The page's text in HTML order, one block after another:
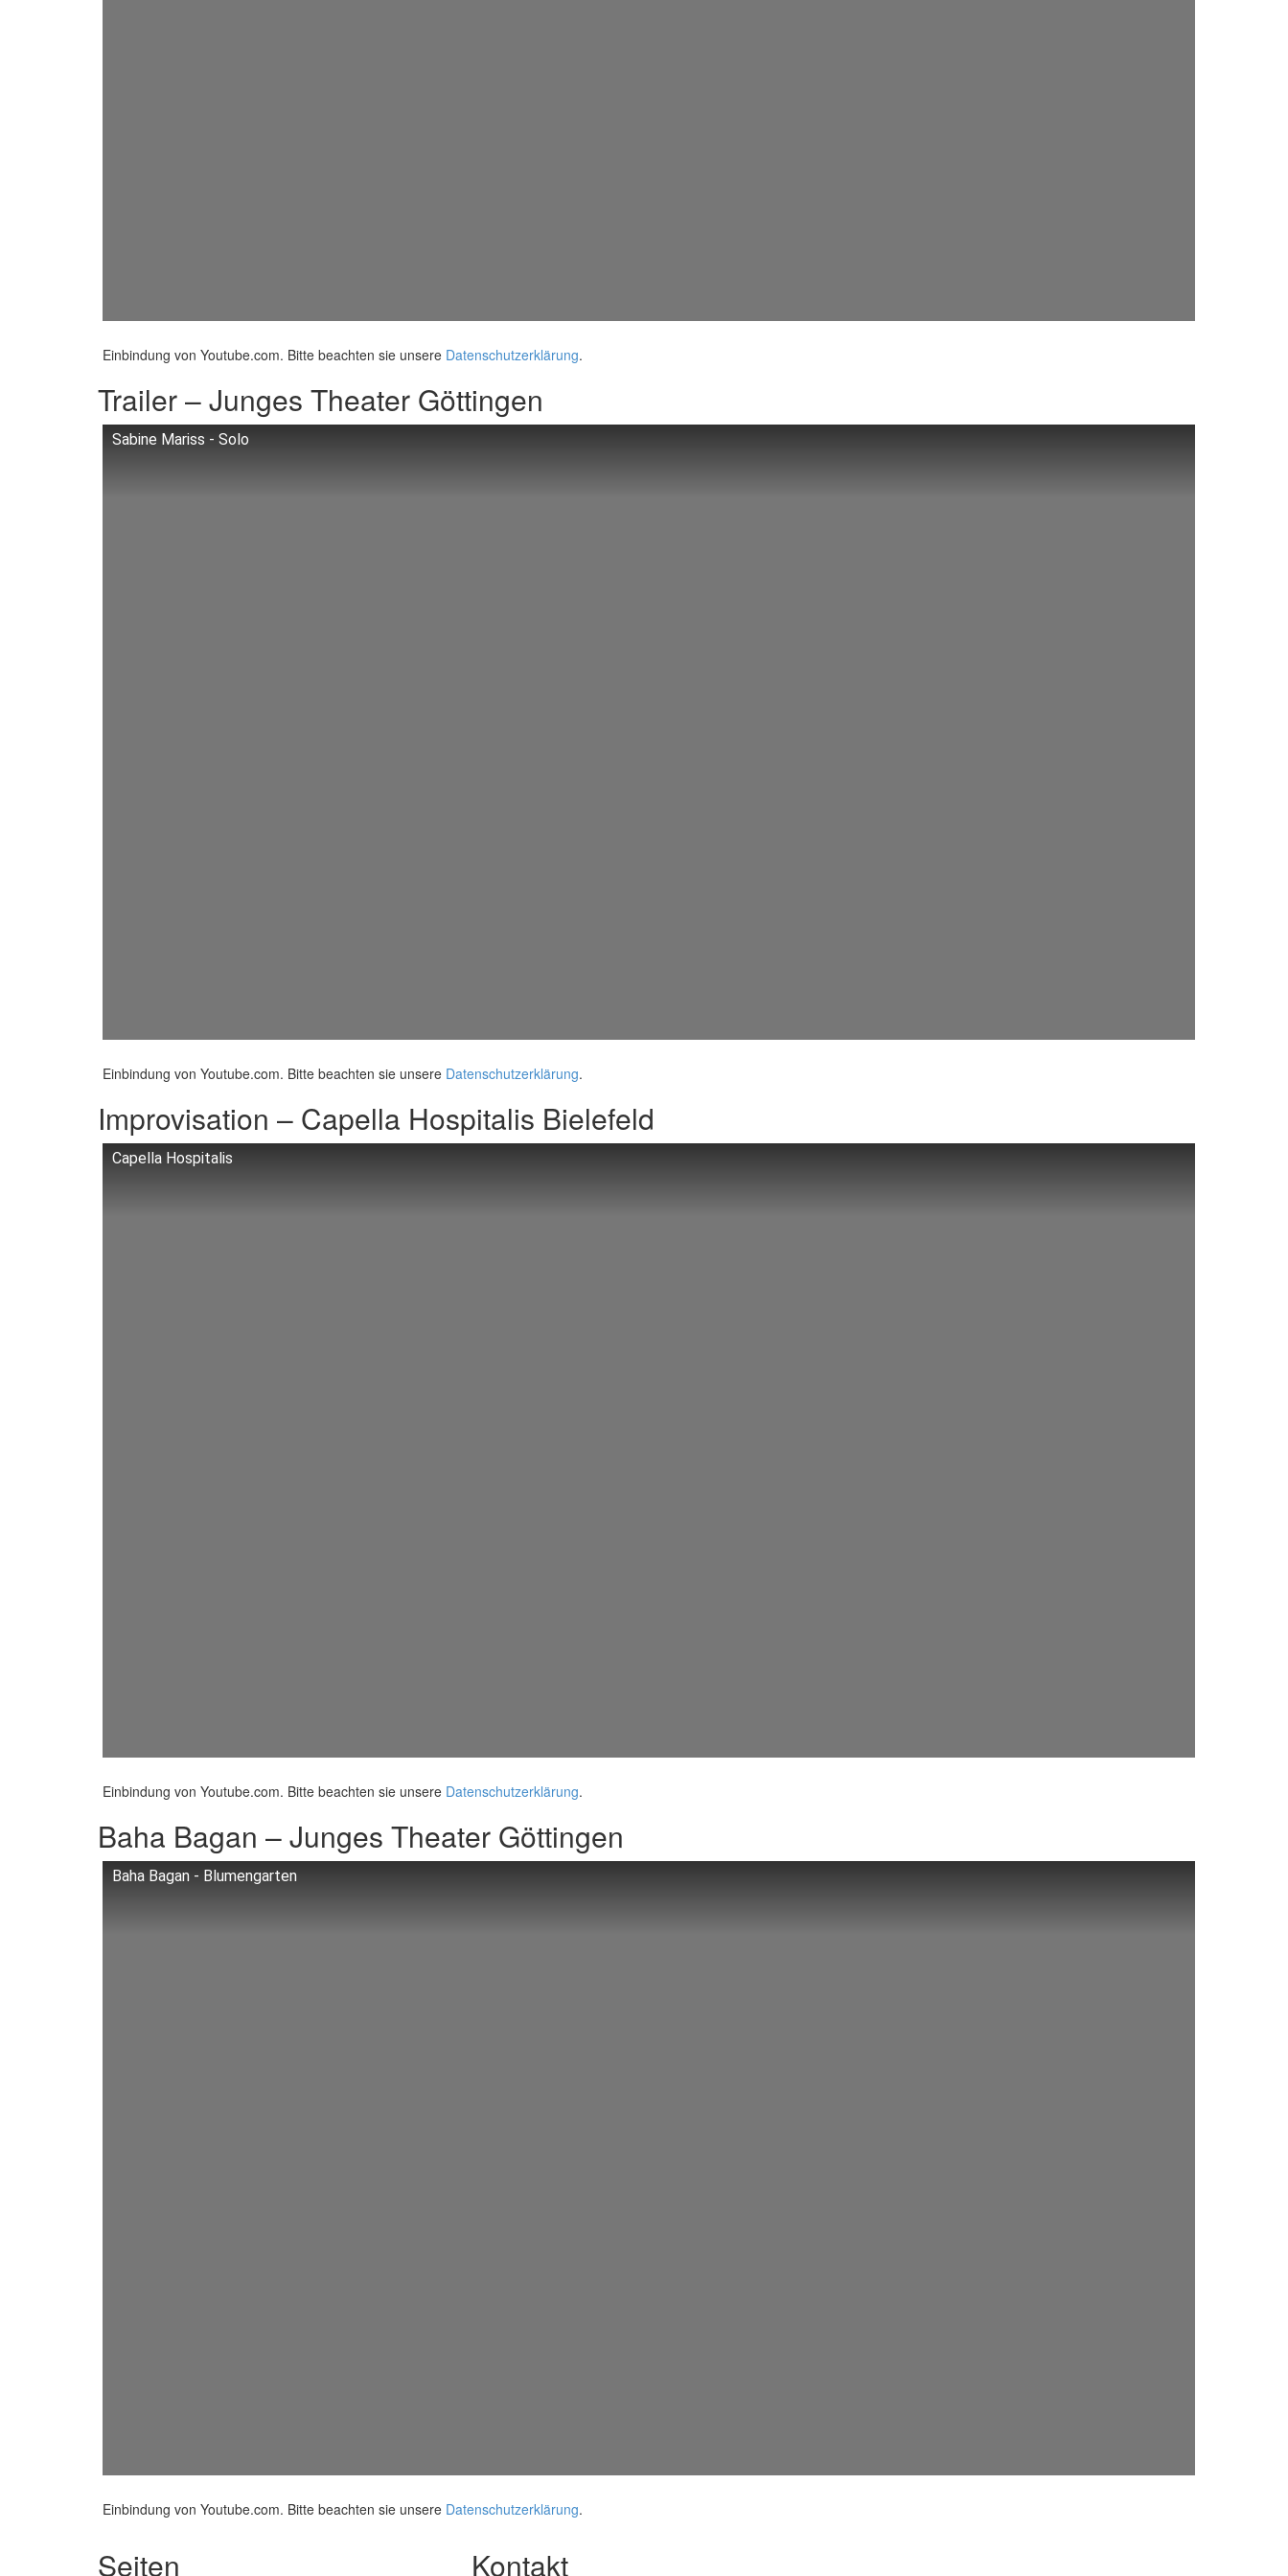
Einbindung von Youtube.com. Bitte beachten sie unsere Datenschutzerklärung.
Trailer – Junges Theater Göttingen
Sabine Mariss - Solo
Einbindung von Youtube.com. Bitte beachten sie unsere Datenschutzerklärung.
Improvisation – Capella Hospitalis Bielefeld
Capella Hospitalis
Einbindung von Youtube.com. Bitte beachten sie unsere Datenschutzerklärung.
Baha Bagan – Junges Theater Göttingen
Baha Bagan - Blumengarten
Einbindung von Youtube.com. Bitte beachten sie unsere Datenschutzerklärung.
Seiten Kontakt